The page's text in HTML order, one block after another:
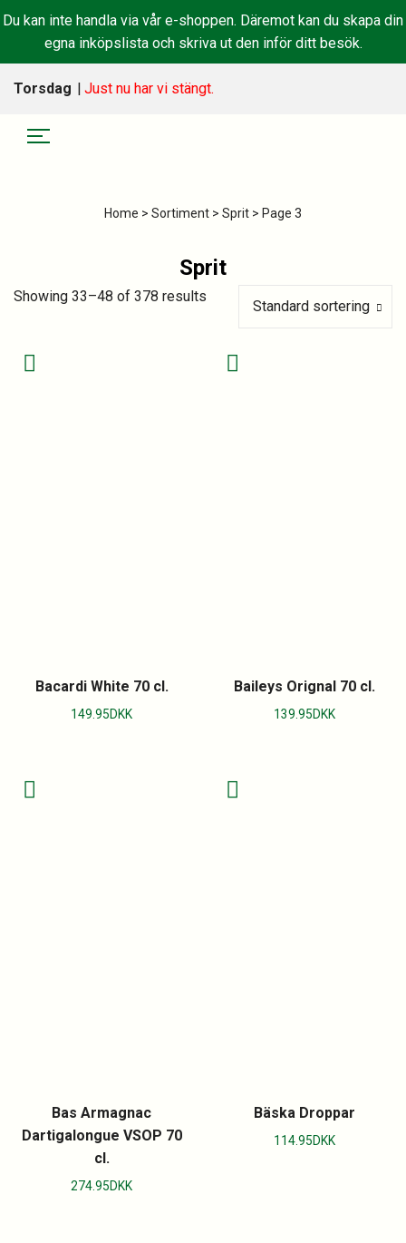
Du kan inte handla via vår e-shoppen. Däremot kan du skapa din
egna inköpslista och skriva ut den inför ditt besök.
Torsdag | Just nu har vi stängt.
Home > Sortiment > Sprit > Page 3
Sprit
Showing 33–48 of 378 results
Standard sortering
Bacardi White 70 cl.
149.95DKK
Baileys Orignal 70 cl.
139.95DKK
Bas Armagnac
Dartigalongue VSOP 70
cl.
274.95DKK
Bäska Droppar
114.95DKK